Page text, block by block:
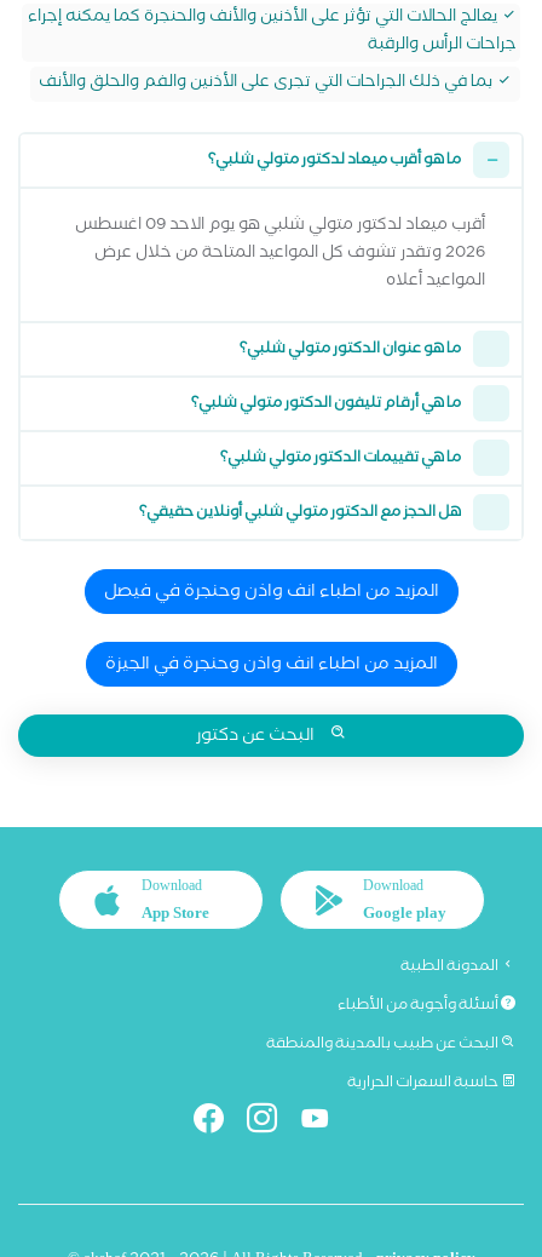
يعالج الحالات التي تؤثر على الأذنين والأنف والحنجرة كما يمكنه إجراء
جراحات الرأس والرقبة
بما في ذلك الجراحات التي تجرى على الأذنين والفم والحلق والأنف
ما هو أقرب ميعاد لدكتور متولي شلبي؟
أقرب ميعاد لدكتور متولي شلبي هو يوم الاحد 09 اغسطس
2026 وتقدر تشوف كل المواعيد المتاحة من خلال عرض
المواعيد أعلاه
ما هو عنوان الدكتور متولي شلبي؟
ما هي أرقام تليفون الدكتور متولي شلبي؟
ما هي تقييمات الدكتور متولي شلبي؟
هل الحجز مع الدكتور متولي شلبي أونلاين حقيقي؟
المزيد من اطباء انف واذن وحنجرة في فيصل
المزيد من اطباء انف واذن وحنجرة في الجيزة
البحث عن دكتور
Download
Google play
Download
App Store
المدونة الطبية
أسئلة وأجوبة من الأطباء
البحث عن طبيب بالمدينة والمنطقة
حاسبة السعرات الحرارية